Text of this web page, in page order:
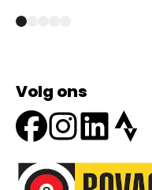
Volg ons
Onze partners